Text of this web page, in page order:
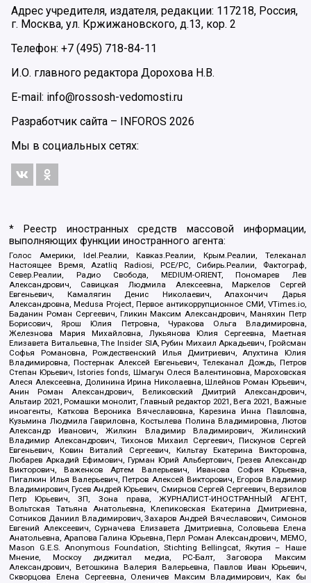
Адрес учредителя, издателя, редакции: 117218, Россия,
г. Москва, ул. Кржижановского, д.13, кор. 2
Телефон: +7 (495) 718-84-11
И.О. главного редактора Дорохова Н.В.
E-mail: info@rossosh-vedomosti.ru
Разработчик сайта – INFOROS 2026
Мы в социальных сетях:
* Реестр иностранных средств массовой информации,
выполняющих функции иностранного агента:
Голос Америки, Idel.Реалии, Кавказ.Реалии, Крым.Реалии, Телеканал
Настоящее Время, Azatliq Radiosi, PCE/PC, Сибирь.Реалии, Фактограф,
Север.Реалии, Радио Свобода, MEDIUM-ORIENT, Пономарев Лев
Александрович, Савицкая Людмила Алексеевна, Маркелов Сергей
Евгеньевич, Камалягин Денис Николаевич, Апахончич Дарья
Александровна, Medusa Project, Первое антикоррупционное СМИ, VTimes.io,
Баданин Роман Сергеевич, Гликин Максим Александрович, Маняхин Петр
Борисович, Ярош Юлия Петровна, Чуракова Ольга Владимировна,
Железнова Мария Михайловна, Лукьянова Юлия Сергеевна, Маетная
Елизавета Витальевна, The Insider SIA, Рубин Михаил Аркадьевич, Гройсман
Софья Романовна, Рождественский Илья Дмитриевич, Апухтина Юлия
Владимировна, Постернак Алексей Евгеньевич, Телеканал Дождь, Петров
Степан Юрьевич, Istories fonds, Шмагун Олеся Валентиновна, Мароховская
Алеся Алексеевна, Долинина Ирина Николаевна, Шлейнов Роман Юрьевич,
Анин Роман Александрович, Великовский Дмитрий Александрович,
Альтаир 2021, Ромашки монолит, Главный редактор 2021, Вега 2021, Важные
иноагенты, Каткова Вероника Вячеславовна, Карезина Инна Павловна,
Кузьмина Людмила Гавриловна, Костылева Полина Владимировна, Лютов
Александр Иванович, Жилкин Владимир Владимирович, Жилинский
Владимир Александрович, Тихонов Михаил Сергеевич, Пискунов Сергей
Евгеньевич, Ковин Виталий Сергеевич, Кильтау Екатерина Викторовна,
Любарев Аркадий Ефимович, Гурман Юрий Альбертович, Грезев Александр
Викторович, Важенков Артем Валерьевич, Иванова София Юрьевна,
Пигалкин Илья Валерьевич, Петров Алексей Викторович, Егоров Владимир
Владимирович, Гусев Андрей Юрьевич, Смирнов Сергей Сергеевич, Верзилов
Петр Юрьевич, ЗП, Зона права, ЖУРНАЛИСТ-ИНОСТРАННЫЙ АГЕНТ,
Вольтская Татьяна Анатольевна, Клепиковская Екатерина Дмитриевна,
Сотников Даниил Владимирович, Захаров Андрей Вячеславович, Симонов
Евгений Алексеевич, Сурначева Елизавета Дмитриевна, Соловьева Елена
Анатольевна, Арапова Галина Юрьевна, Перл Роман Александрович, МЕМО,
Mason G.E.S. Anonymous Foundation, Stichting Bellingcat, Якутия – Наше
Мнение, Москоу диджитал медиа, РС-Балт, Заговора Максим
Александрович, Ветошкина Валерия Валерьевна, Павлов Иван Юрьевич,
Скворцова Елена Сергеевна, Оленичев Максим Владимирович, Как бы